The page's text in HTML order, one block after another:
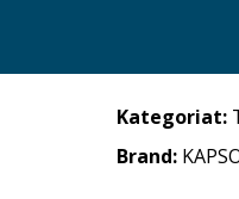
Kategoriat:
Brand: